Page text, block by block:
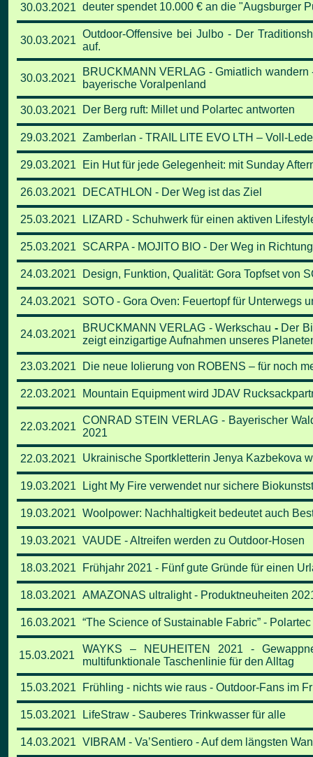
30.03.2021 deuter spendet 10.000 € an die "Augsburger
30.03.2021
Outdoor-Offensive bei Julbo - Der
auf.
30.03.2021
BRUCKMANN VERLAG - Gmiatlich
bayerische Voralpenland
30.03.2021 Der Berg ruft: Millet und Polartec antworten
29.03.2021 Zamberlan - TRAIL LITE EVO LTH – Voll-
29.03.2021 Ein Hut für jede Gelegenheit: mit Sunday
26.03.2021 DECATHLON - Der Weg ist das Ziel
25.03.2021 LIZARD - Schuhwerk für einen aktiven
25.03.2021 SCARPA - MOJITO BIO - Der Weg in
24.03.2021 Design, Funktion, Qualität: Gora Topfset von
24.03.2021 SOTO - Gora Oven: Feuertopf für Unterwegs
24.03.2021
BRUCKMANN VERLAG - Werkschau - Der
zeigt einzigartige Aufnahmen unseres
23.03.2021 Die neue Iolierung von ROBENS – für noch
22.03.2021 Mountain Equipment wird JDAV
22.03.2021
CONRAD STEIN VERLAG - Bayerischer
2021
22.03.2021 Ukrainische Sportkletterin Jenya Kazbekova
19.03.2021 Light My Fire verwendet nur sichere
19.03.2021 Woolpower: Nachhaltigkeit bedeutet auch
19.03.2021 VAUDE - Altreifen werden zu Outdoor-Hosen
18.03.2021 Frühjahr 2021 - Fünf gute Gründe für einen
18.03.2021 AMAZONAS ultralight - Produktneuheiten
16.03.2021 “The Science of Sustainable Fabric” -
15.03.2021
WAYKS – NEUHEITEN 2021 -
multifunktionale Taschenlinie für den Alltag
15.03.2021 Frühling - nichts wie raus - Outdoor-Fans im
15.03.2021 LifeStraw - Sauberes Trinkwasser für alle
14.03.2021 VIBRAM - Va’Sentiero - Auf dem längsten